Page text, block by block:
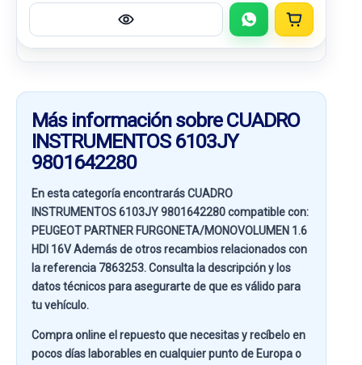
Más información sobre CUADRO
INSTRUMENTOS 6103JY
9801642280
En esta categoría encontrarás CUADRO
INSTRUMENTOS 6103JY 9801642280 compatible con:
PEUGEOT PARTNER FURGONETA/MONOVOLUMEN 1.6
HDI 16VAdemás de otros recambios relacionados con
la referencia 7863253. Consulta la descripción y los
datos técnicos para asegurarte de que es válido para
tu vehículo.
Compra online el repuesto que necesitas y recíbelo en
pocos días laborables en cualquier punto de Europa o